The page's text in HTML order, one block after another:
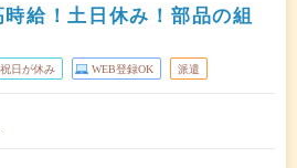
給！土日休み！部品の組
日が休み WEB登録OK 派遣